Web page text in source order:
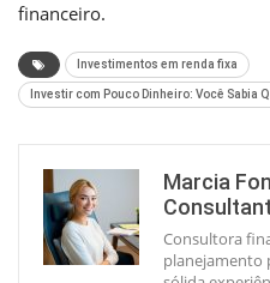
financeiro.
Investimentos em renda fixa
Investir com Pouco Dinheiro: Você Sabia
Marcia
Consultant
Consultora
planejamento